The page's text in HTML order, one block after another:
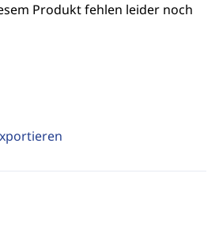
Produkt fehlen leider noch